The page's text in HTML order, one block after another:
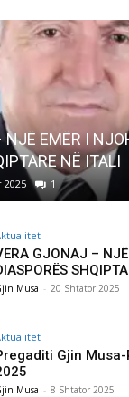
Musa-Rome-
2025 0
GJONAJ –
Musa - 20 Shtator 2025
Gjin
Musa - 8 Shtator 2025